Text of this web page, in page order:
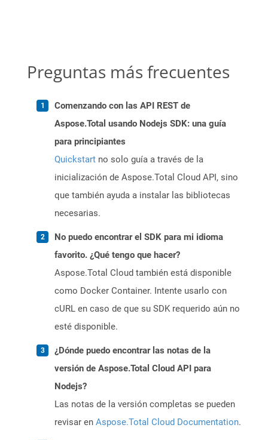
Preguntas más frecuentes
Comenzando con las API REST de
Aspose.Total usando Nodejs SDK: una guía
para principiantes
Quickstart no solo guía a través de la
inicialización de Aspose.Total Cloud API, sino
que también ayuda a instalar las bibliotecas
necesarias.
No puedo encontrar el SDK para mi idioma
favorito. ¿Qué tengo que hacer?
Aspose.Total Cloud también está disponible
como Docker Container. Intente usarlo con
cURL en caso de que su SDK requerido aún no
esté disponible.
¿Dónde puedo encontrar las notas de la
versión de Aspose.Total Cloud API para
Nodejs?
Las notas de la versión completas se pueden
revisar en Aspose.Total Cloud Documentation.